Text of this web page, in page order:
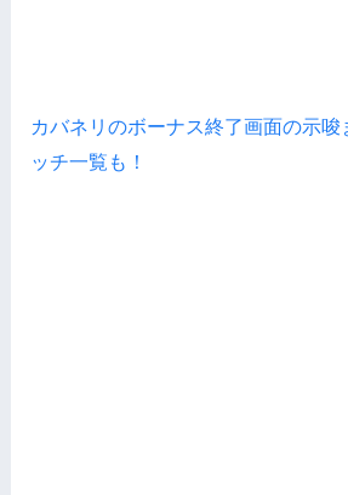
カバネリのボーナス終了画面の示唆
ッチ一覧も！